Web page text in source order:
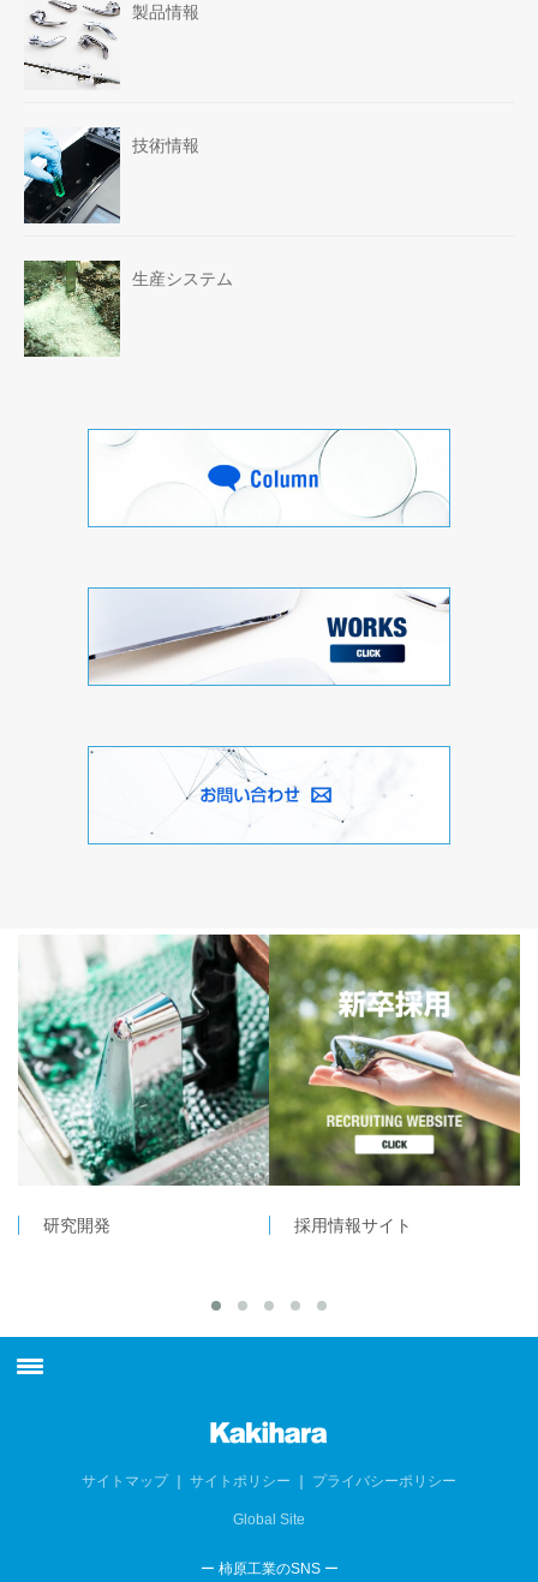
製品情報
技術情報
生産システム
研究開発 採用情報サイト
柿原工業について
サイトマップ｜ サイトポリシー プライバシーポリシー
Global Site
ー 柿原工業のSNS ー